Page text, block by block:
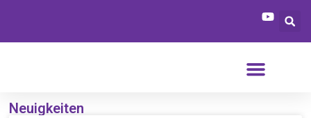
Neuigkeiten